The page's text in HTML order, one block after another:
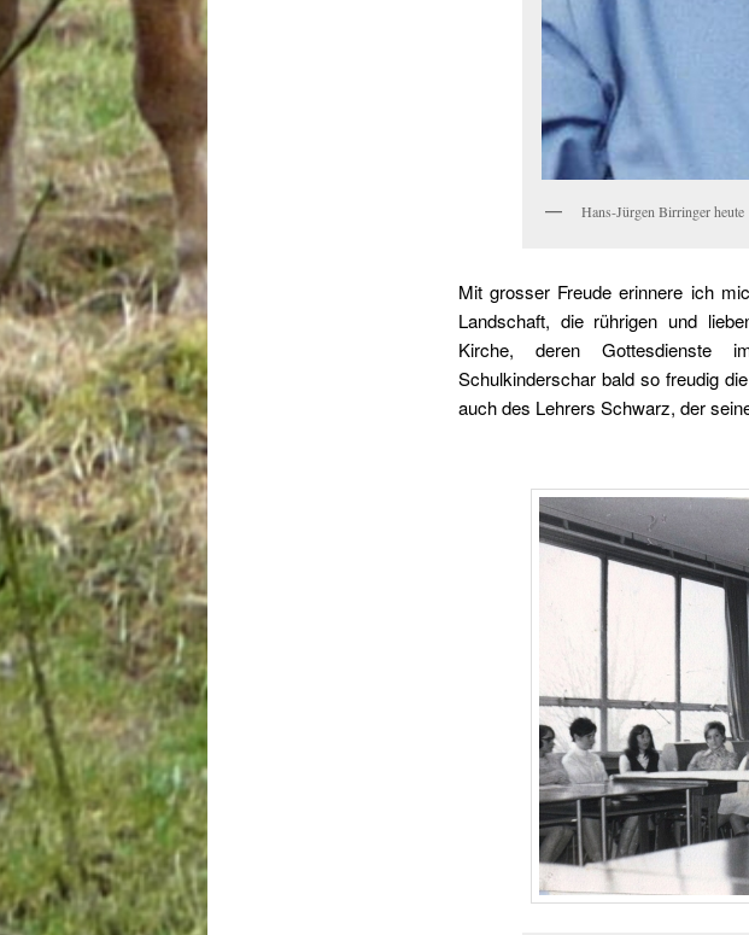
Hans-Jürgen Birringer heute
Mit grosser Freude erinnere ich
Landschaft, die rührigen und
Kirche, deren
Schulkinderschar bald so freudig
auch des Lehrers Schwarz, der